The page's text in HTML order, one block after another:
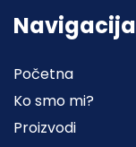
Navigacija
Početna
Ko smo mi?
Proizvodi